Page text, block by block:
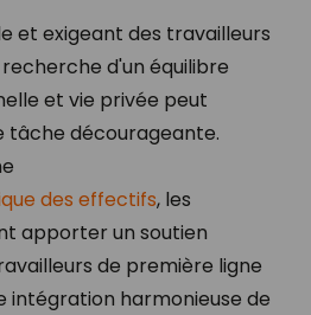
et exigeant des travailleurs
d'un équilibre
et vie privée peut
tâche décourageante.
des effectifs, les
apporter un soutien
de première ligne
intégration harmonieuse de